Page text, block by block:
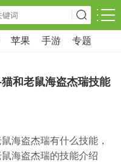
苹果 手游 专题
和老鼠海盗杰瑞技能
海盗杰瑞有什么技能，
海盗杰瑞的技能介绍